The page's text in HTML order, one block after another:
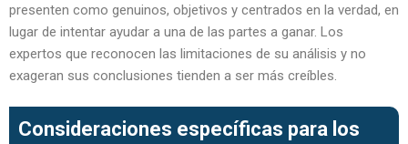
presenten como genuinos, objetivos y centrados en la verdad, en
lugar de intentar ayudar a una de las partes a ganar. Los
expertos que reconocen las limitaciones de su análisis y no
exageran sus conclusiones tienden a ser más creíbles.
Consideraciones específicas para los